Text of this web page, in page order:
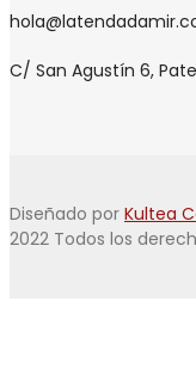
C/ San Agustín 6,
Diseñado por Kultea
2022 Todos los